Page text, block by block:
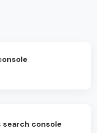
search console